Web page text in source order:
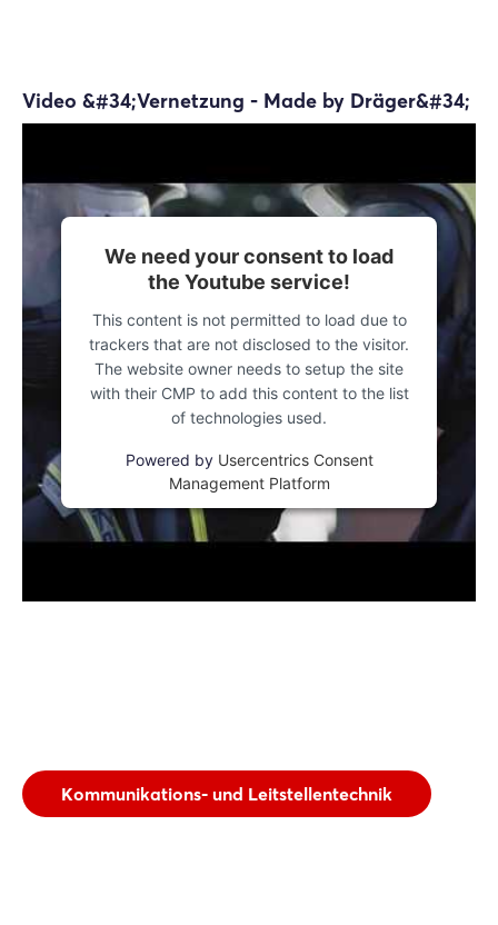
Video &#34;Vernetzung - Made by Dräger&#34;
We need your consent to load
the Youtube service!
This content is not permitted to load due to
trackers that are not disclosed to the visitor.
The website owner needs to setup the site
with their CMP to add this content to the list
of technologies used.
Powered by Usercentrics Consent
Management Platform
Kommunikations- und Leitstellentechnik